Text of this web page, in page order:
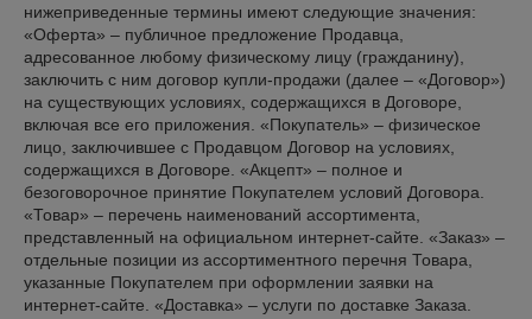
нижеприведенные термины имеют следующие значения:
«Оферта» – публичное предложение Продавца,
адресованное любому физическому лицу (гражданину),
заключить с ним договор купли-продажи (далее – «Договор»)
на существующих условиях, содержащихся в Договоре,
включая все его приложения. «Покупатель» – физическое
лицо, заключившее с Продавцом Договор на условиях,
содержащихся в Договоре. «Акцепт» – полное и
безоговорочное принятие Покупателем условий Договора.
«Товар» – перечень наименований ассортимента,
представленный на официальном интернет-сайте. «Заказ» –
отдельные позиции из ассортиментного перечня Товара,
указанные Покупателем при оформлении заявки на
интернет-сайте. «Доставка» – услуги по доставке Заказа.